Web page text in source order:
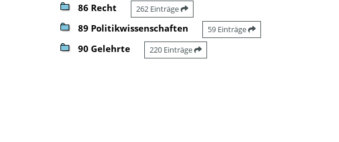
86 Recht 262 Einträge
89 Politikwissenschaften 59 Einträge
90 Gelehrte 220 Einträge